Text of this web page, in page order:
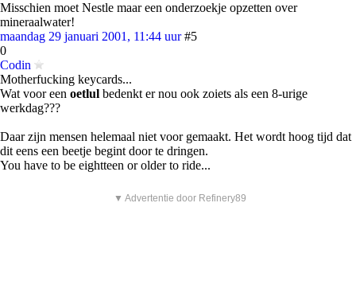
Misschien moet Nestle maar een onderzoekje opzetten over
mineraalwater!
maandag 29 januari 2001, 11:44 uur #5
0
Codin
Motherfucking keycards...
Wat voor een oetlul bedenkt er nou ook zoiets als een 8-urige
werkdag???
Daar zijn mensen helemaal niet voor gemaakt. Het wordt hoog tijd dat
dit eens een beetje begint door te dringen.
You have to be eightteen or older to ride...
▼ Advertentie door Refinery89